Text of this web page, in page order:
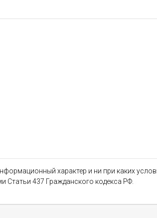
характер и ни при каких
Статьи 437 Гражданского кодекса РФ.